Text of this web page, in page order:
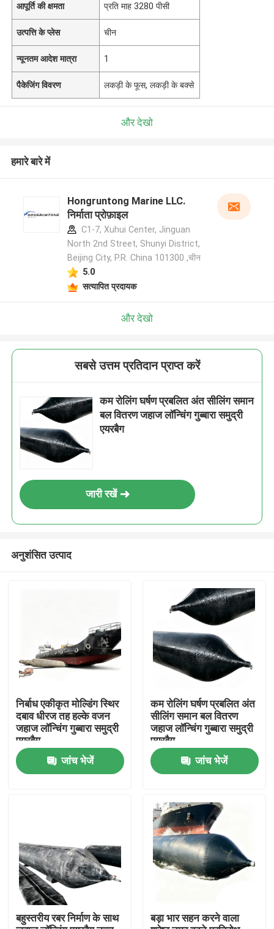
होम
उत्पाद
वीडियो
आपूर्ति की क्षमता प्रति माह 3280 पीसी
उत्पत्ति के प्लेस चीन
न्यूनतम आदेश मात्रा 1
पैकेजिंग विवरण लकड़ी के फूस, लकड़ी के बक्से
और देखो
हमारे बारे में
Hongruntong Marine LLC.
निर्माता प्रोफ़ाइल
C1-7, Xuhui Center, Jinguan
North 2nd Street, Shunyi District,
Beijing City, P.R. China 101300 ,चीन
5.0
सत्यापित प्रदायक
और देखो
सबसे उत्तम प्रतिदान प्राप्त करें
कम रोलिंग घर्षण प्रबलित अंत सीलिंग समान
बल वितरण जहाज लॉन्चिंग गुब्बारा समुद्री
एयरबैग
जारी रखें
अनुशंसित उत्पाद
निर्बाध एकीकृत मोल्डिंग स्थिर
दबाव धीरज तह हल्के वजन
जहाज लॉन्चिंग गुब्बारा समुद्री
एयरबैग
जांच भेजें
कम रोलिंग घर्षण प्रबलित अंत
सीलिंग समान बल वितरण
जहाज लॉन्चिंग गुब्बारा समुद्री
एयरबैग
जांच भेजें
बहुस्तरीय रबर निर्माण के साथ
बड़ा भार सहन करने वाला